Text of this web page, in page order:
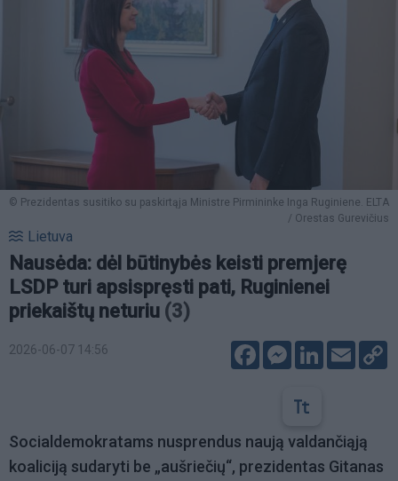
© Prezidentas susitiko su paskirtąja Ministre Pirmininke Inga Ruginiene. ELTA
/ Orestas Gurevičius
Lietuva
Nausėda: dėl būtinybės keisti premjerę
LSDP turi apsispręsti pati, Ruginienei
priekaištų neturiu (3)
2026-06-07 14:56 FacebookMessenger
LinkedIn
Email
Socialdemokratams nusprendus naują valdančiąją
koaliciją sudaryti be „aušriečių“, prezidentas Gitanas